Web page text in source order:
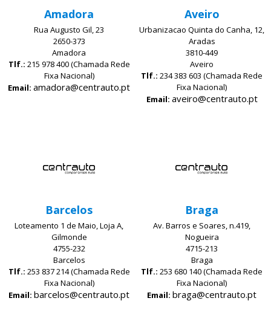
Amadora
Rua Augusto Gil, 23
2650-373
Amadora
Tlf.: 215 978 400 (Chamada Rede
Fixa Nacional)
Email: amadora@centrauto.pt
Aveiro
Urbanizacao Quinta do Canha, 12,
Aradas
3810-449
Aveiro
Tlf.: 234 383 603 (Chamada Rede
Fixa Nacional)
Email: aveiro@centrauto.pt
Barcelos
Loteamento 1 de Maio, Loja A,
Gilmonde
4755-232
Barcelos
Tlf.: 253 837 214 (Chamada Rede
Fixa Nacional)
Email: barcelos@centrauto.pt
Braga
Av. Barros e Soares, n.419,
Nogueira
4715-213
Braga
Tlf.: 253 680 140 (Chamada Rede
Fixa Nacional)
Email: braga@centrauto.pt